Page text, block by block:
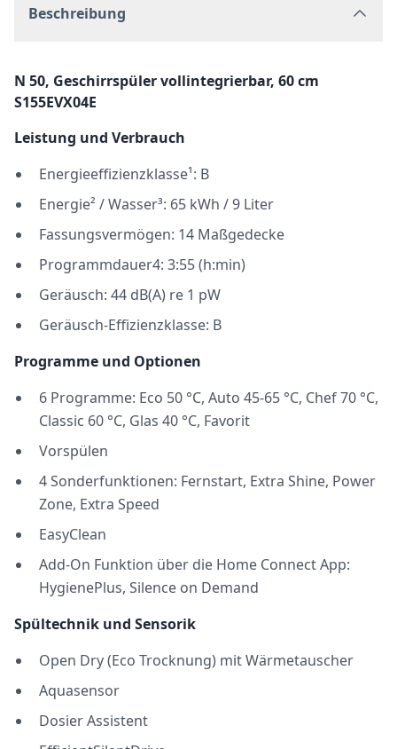
Beschreibung
N 50, Geschirrspüler vollintegrierbar, 60 cm
S155EVX04E
Leistung und Verbrauch
Energieeffizienzklasse¹: B
Energie² / Wasser³: 65 kWh / 9 Liter
Fassungsvermögen: 14 Maßgedecke
Programmdauer4: 3:55 (h:min)
Geräusch: 44 dB(A) re 1 pW
Geräusch-Effizienzklasse: B
Programme und Optionen
6 Programme: Eco 50 °C, Auto 45-65 °C, Chef 70 °C,
Classic 60 °C, Glas 40 °C, Favorit
Vorspülen
4 Sonderfunktionen: Fernstart, Extra Shine, Power
Zone, Extra Speed
EasyClean
Add-On Funktion über die Home Connect App:
HygienePlus, Silence on Demand
Spültechnik und Sensorik
Open Dry (Eco Trocknung) mit Wärmetauscher
Aquasensor
Dosier Assistent